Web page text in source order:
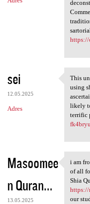
https://
sei
12.05.2025
Adres
This
This
using
likely
terrific
Masoomee
n Quran...
13.05.2025
i am
i am
of all
Shia
https://
our